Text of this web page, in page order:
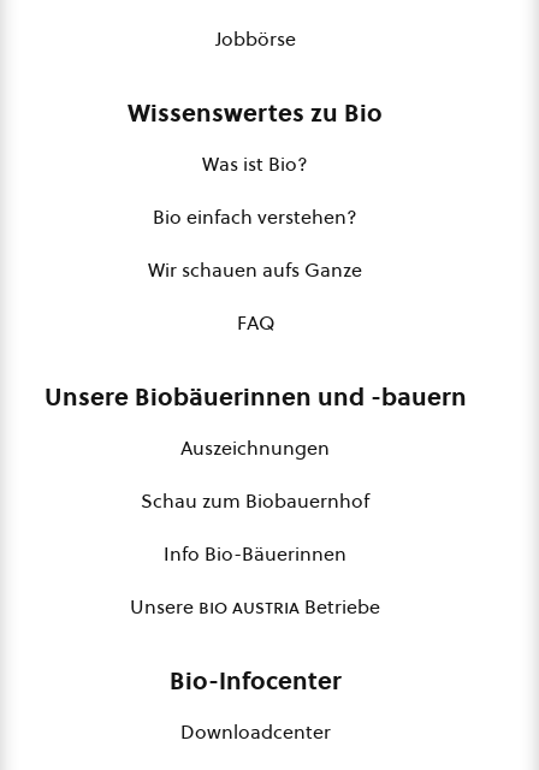
Jobbörse
Wissenswertes zu Bio
Was ist Bio?
Bio einfach verstehen?
Wir schauen aufs Ganze
FAQ
Unsere Biobäuerinnen und -bauern
Auszeichnungen
Schau zum Biobauernhof
Info Bio-Bäuerinnen
Unsere bio austria Betriebe
Bio-Infocenter
Downloadcenter